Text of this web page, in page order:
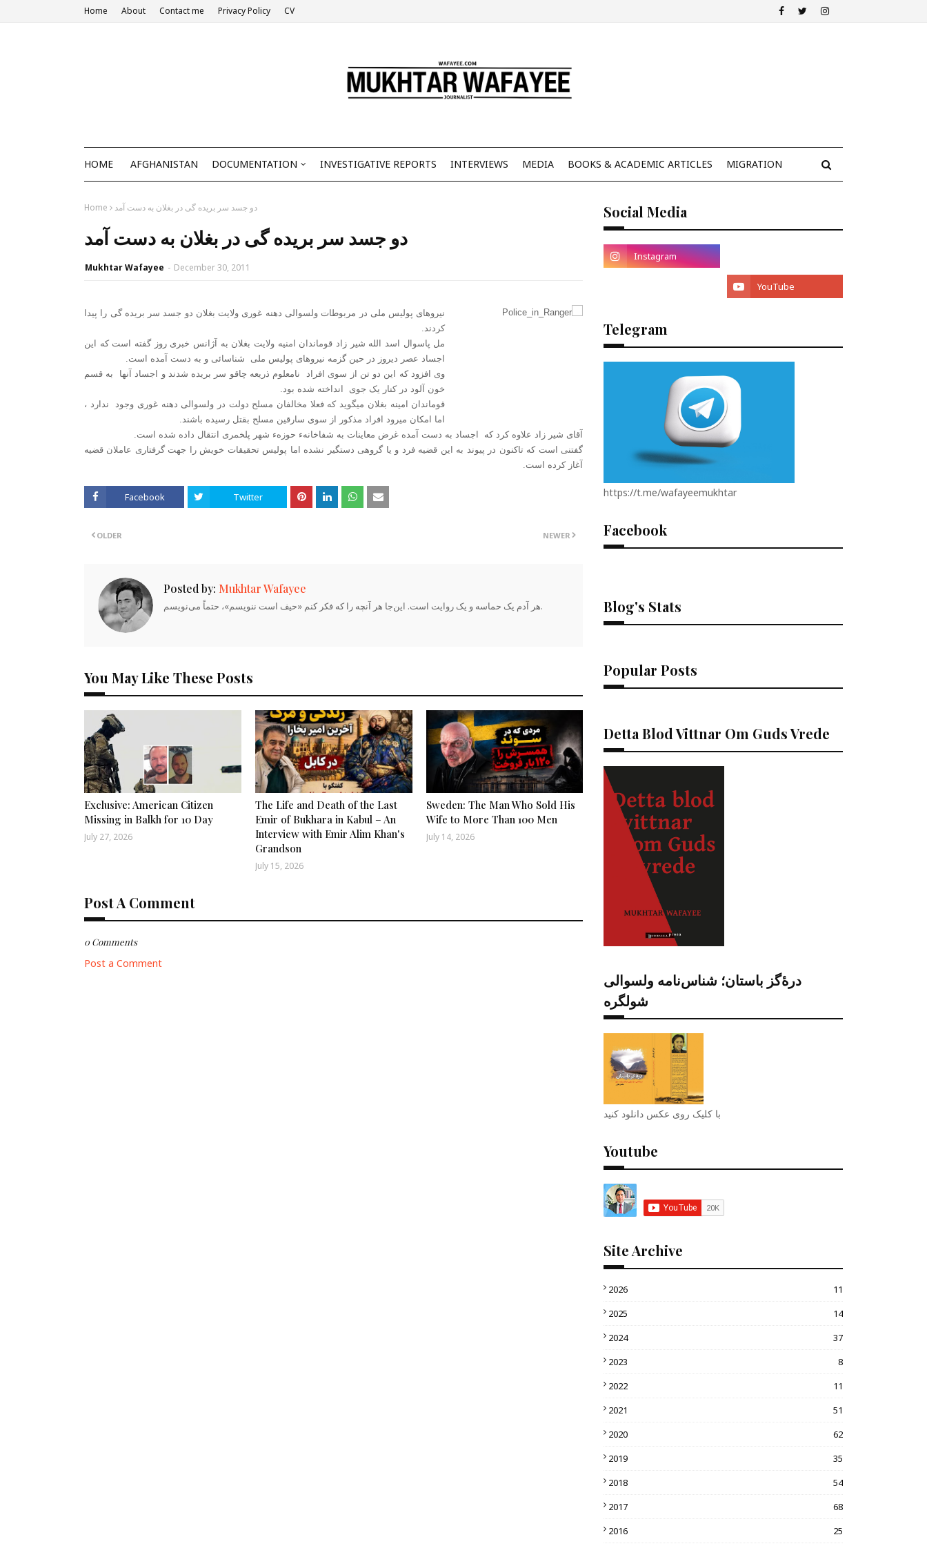
Home About Contact me Privacy Policy CV
HOME AFGHANISTAN DOCUMENTATION INVESTIGATIVE REPORTS INTERVIEWS MEDIA BOOKS & ACADEMIC ARTICLES MIGRATION
Home دو جسد سر بریده گی در بغلان به دست آمد
دو جسد سر بریده گی در بغلان به دست آمد
Mukhtar Wafayee - December 30, 2011
نیروهای پولیس ملی در مربوطات ولسوالی دهنه غوری ولایت بغلان دو جسد سر بریده گی را پیدا
کردند.
مل پاسوال اسد الله شیر زاد قوماندان امنیه ولایت بغلان به آژانس خبری روز گفته است که این
اجساد عصر دیروز در حین گزمه نیروهای پولیس ملی شناسائی و به دست آمده است.
وی افزود که این دو تن از سوی افراد نامعلوم ذریعه چاقو سر بریده شدند و اجساد آنها به قسم
خون آلود در کنار یک جوی انداخته شده بود.
قوماندان امینه بغلان میگوید که فعلا مخالفان مسلح دولت در ولسوالی دهنه غوری وجود ندارد ،
اما امکان میرود افراد مذکور از سوی سارقین مسلح بقتل رسیده باشند.
آقای شیر زاد علاوه کرد که اجساد به دست آمده غرض معاینات به شفاخانهء حوزهء شهر پلخمری انتقال داده شده است.
گفتنی است که تاکنون در پیوند به این قضیه فرد و یا گروهی دستگیر نشده اما پولیس تحقیقات خویش را جهت گرفتاری عاملان قضیه
آغاز کرده است.
Facebook Twitter
NEWER
OLDER
Posted by: Mukhtar Wafayee
هر آدم یک حماسه و یک روایت است. این‌جا هر آنچه را که فکر کنم «حیف است ننویسم»، حتماً می‌نویسم.
You May Like These Posts
Exclusive: American Citizen
Missing in Balkh for 10 Day
July 27, 2026
The Life and Death of the Last
Emir of Bukhara in Kabul – An
Interview with Emir Alim Khan's
Grandson
July 15, 2026
Sweden: The Man Who Sold His
Wife to More Than 100 Men
July 14, 2026
Post A Comment
0 Comments
Post a Comment
Social Media
Telegram
https://t.me/wafayeemukhtar
Facebook
Blog's Stats
Popular Posts
Detta Blod Vittnar Om Guds Vrede
درۀگز باستان؛ شناس‌نامه ولسوالی
شولگره
با کلیک روی عکس دانلود کنید
Youtube
Site Archive
2026
11
2025
14
2024
37
2023
8
2022
11
2021
51
2020
62
2019
35
2018
54
2017
68
2016
25